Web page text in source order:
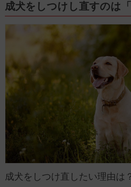
成犬をしつけし直すのは
成犬をしつけ直したい理由は